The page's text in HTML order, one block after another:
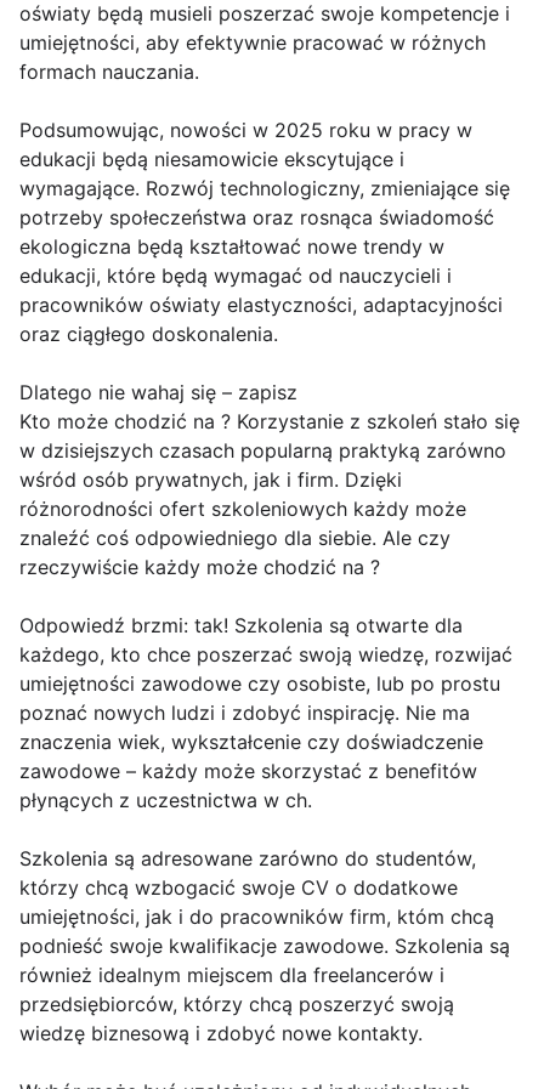
oświaty będą musieli poszerzać swoje kompetencje i
umiejętności, aby efektywnie pracować w różnych
formach nauczania.
Podsumowując, nowości w 2025 roku w pracy w
edukacji będą niesamowicie ekscytujące i
wymagające. Rozwój technologiczny, zmieniające się
potrzeby społeczeństwa oraz rosnąca świadomość
ekologiczna będą kształtować nowe trendy w
edukacji, które będą wymagać od nauczycieli i
pracowników oświaty elastyczności, adaptacyjności
oraz ciągłego doskonalenia.
Dlatego nie wahaj się – zapisz
Kto może chodzić na ? Korzystanie z szkoleń stało się
w dzisiejszych czasach popularną praktyką zarówno
wśród osób prywatnych, jak i firm. Dzięki
różnorodności ofert szkoleniowych każdy może
znaleźć coś odpowiedniego dla siebie. Ale czy
rzeczywiście każdy może chodzić na ?
Odpowiedź brzmi: tak! Szkolenia są otwarte dla
każdego, kto chce poszerzać swoją wiedzę, rozwijać
umiejętności zawodowe czy osobiste, lub po prostu
poznać nowych ludzi i zdobyć inspirację. Nie ma
znaczenia wiek, wykształcenie czy doświadczenie
zawodowe – każdy może skorzystać z benefitów
płynących z uczestnictwa w ch.
Szkolenia są adresowane zarówno do studentów,
którzy chcą wzbogacić swoje CV o dodatkowe
umiejętności, jak i do pracowników firm, któm chcą
podnieść swoje kwalifikacje zawodowe. Szkolenia są
również idealnym miejscem dla freelancerów i
przedsiębiorców, którzy chcą poszerzyć swoją
wiedzę biznesową i zdobyć nowe kontakty.